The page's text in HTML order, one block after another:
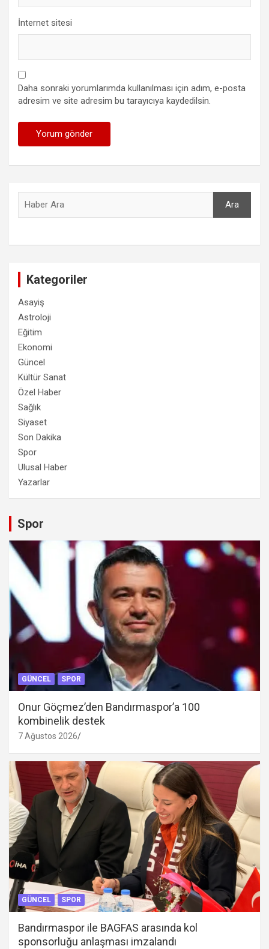
İnternet sitesi
Daha sonraki yorumlarımda kullanılması için adım, e-posta
adresim ve site adresim bu tarayıcıya kaydedilsin.
Ara
Kategoriler
Asayiş
Astroloji
Eğitim
Ekonomi
Güncel
Kültür Sanat
Özel Haber
Sağlık
Siyaset
Son Dakika
Spor
Ulusal Haber
Yazarlar
Spor
GÜNCEL SPOR
Onur Göçmez’den Bandırmaspor’a 100
kombinelik destek
7 Ağustos 2026
GÜNCEL SPOR
Bandırmaspor ile BAGFAS arasında kol
sponsorluğu anlaşması imzalandı